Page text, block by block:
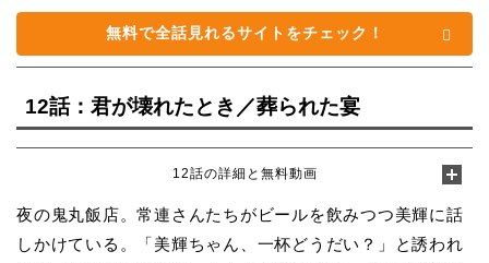
無料で全話見れるサイトをチェック！
12話：君が壊れたとき／葬られた宴
12話の詳細と無料動画
夜の鬼丸飯店。常連さんたちがビールを飲みつつ美輝に話
しかけている。「美輝ちゃん、一杯どうだい？」と誘われ